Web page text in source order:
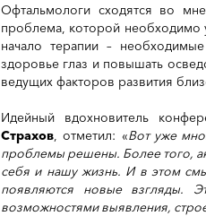
Офтальмологи сходятся во
проблема, которой необходимо
начало терапии –
здоровье глаз и повышать
ведущих факторов развития
Идейный вдохновитель
Страхов, отметил: «Вот уже
проблемы решены. Более того,
себя и нашу жизнь. И в этом
появляются новые взгляды.
возможностями выявления,